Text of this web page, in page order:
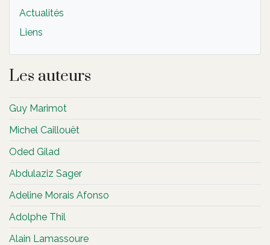
Actualités
Liens
Les auteurs
Guy Marimot
Michel Caillouët
Oded Gilad
Abdulaziz Sager
Adeline Morais Afonso
Adolphe Thil
Alain Lamassoure